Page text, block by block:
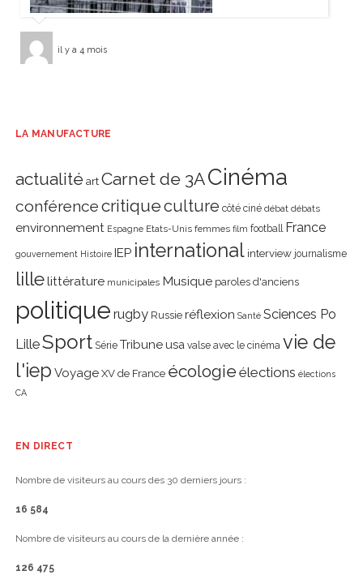
il y a 4 mois
LA MANUFACTURE
actualité art Carnet de 3ACinéma
conférencecritiqueculture côté ciné débat débats
environnement Espagne Etats-Unis femmes film football France
gouvernement Histoire IEP international interview journalisme
lillelittérature municipales Musique paroles d'anciens
politique rugby Russie réflexion Santé Sciences Po
LilleSport Série Tribune usa valse avec le cinéma vie de
l'iep Voyage XV de France écologie élections élections
CA
EN DIRECT
Nombre de visiteurs au cours des 30 derniers jours :
16 584
Nombre de visiteurs au cours de la dernière année :
126 475